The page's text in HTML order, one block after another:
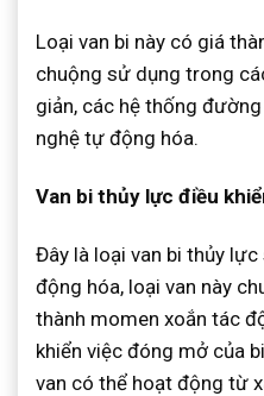
Loại van bi này có giá
chuộng sử dụng trong
giản, các hệ thống
nghệ tự động hóa.
Van bi thủy lực điều
Đây là loại van bi thủy
động hóa, loại van này
thành momen xoắn tác
khiển việc đóng mở của
van có thể hoạt động từ